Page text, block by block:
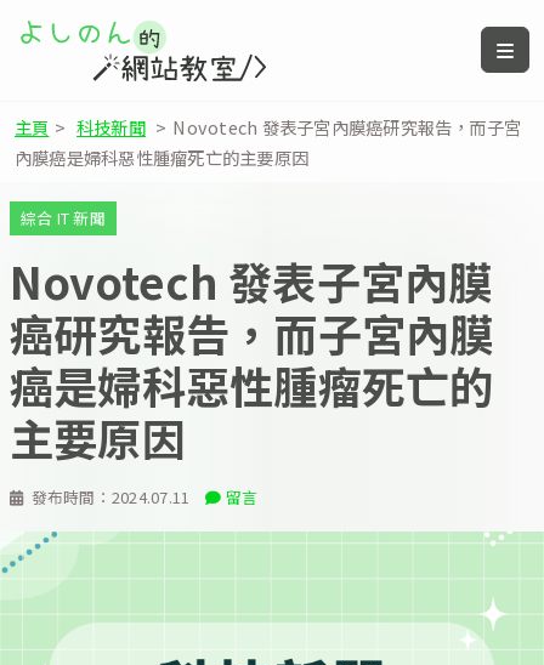
主頁 > 科技新聞 > Novotech 發表子宮內膜癌研究報告，而子宮
內膜癌是婦科惡性腫瘤死亡的主要原因
發布時間： 2024.07.11 留言
綜合 IT 新聞
Novotech 發表子宮內膜
癌研究報告，而子宮內膜
癌是婦科惡性腫瘤死亡的
主要原因